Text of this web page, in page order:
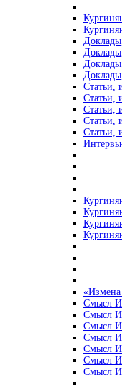
Статьи,
Статьи,
Статьи,
Статьи,
Статьи,
«Измена
Смысл
Смысл
Смысл
Смысл
Смысл
Смысл
Смысл